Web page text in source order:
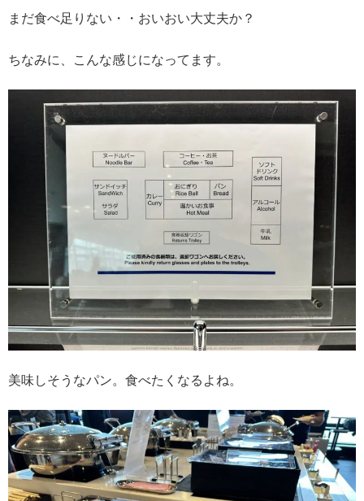
まだ食べ足りない・・おいおい大丈夫か？
ちなみに、こんな感じになってます。
美味しそうなパン。食べたくなるよね。